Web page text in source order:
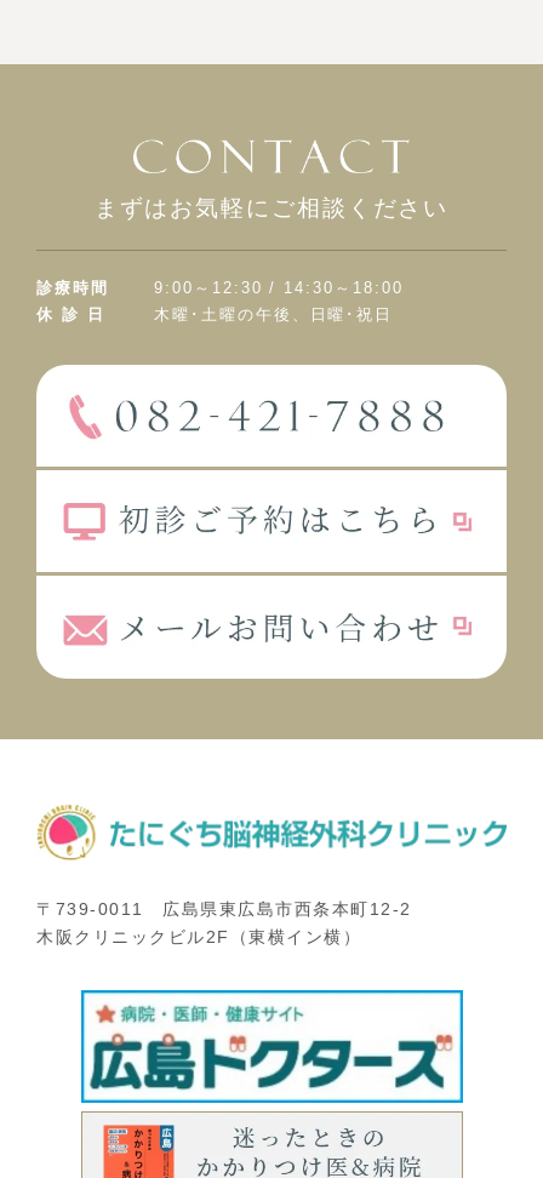
まずはお気軽にご相談ください
診療時間
休 診 日
9:00～12:30 / 14:30～18:00
木曜･土曜の午後、日曜･祝日
〒739-0011 広島県東広島市西条本町12-2
木阪クリニックビル2F（東横イン横）